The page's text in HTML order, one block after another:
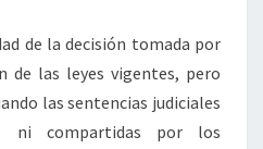
de la decisión tomada por
de las leyes vigentes, pero
las sentencias judiciales
ni compartidas por los